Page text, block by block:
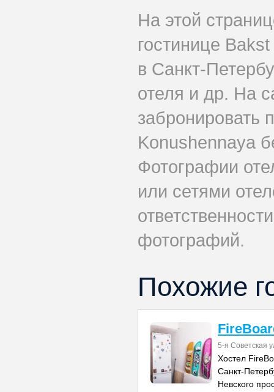
На этой
гостинице
в Санкт-
отеля и др. На
забронировать
Konushennaya
Фотографии
или сетями
фотографий.
Похожие
5-я Советская
Хостел
Санкт-
Невского